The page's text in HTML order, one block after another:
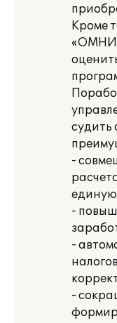
Кроме
судить
-
единую
-
-
-